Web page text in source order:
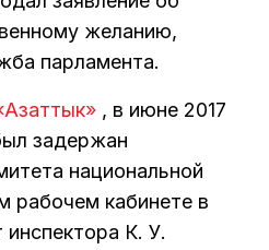
желанию,
парламента.
, в июне 2017
задержан
национальной
рабочем кабинете в
К. У.